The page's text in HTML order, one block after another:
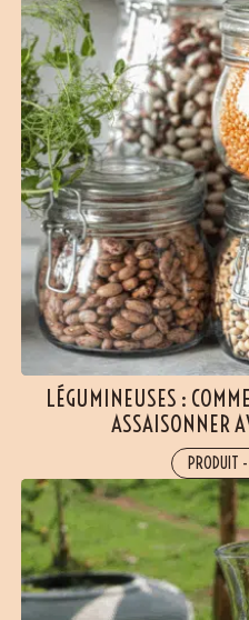
LÉGUMINEUSES :
ASSAISONNER
PRODUIT -